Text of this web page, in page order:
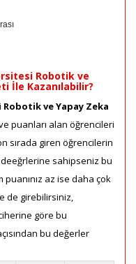
Robotik ve
İle Kazanılabilir?
Robotik ve Yapay Zeka
puanları alan öğrencileri
sırada giren öğrencilerin
sahipseniz bu
az ise daha çok
de girebilirsiniz,
göre bu
bu değerler